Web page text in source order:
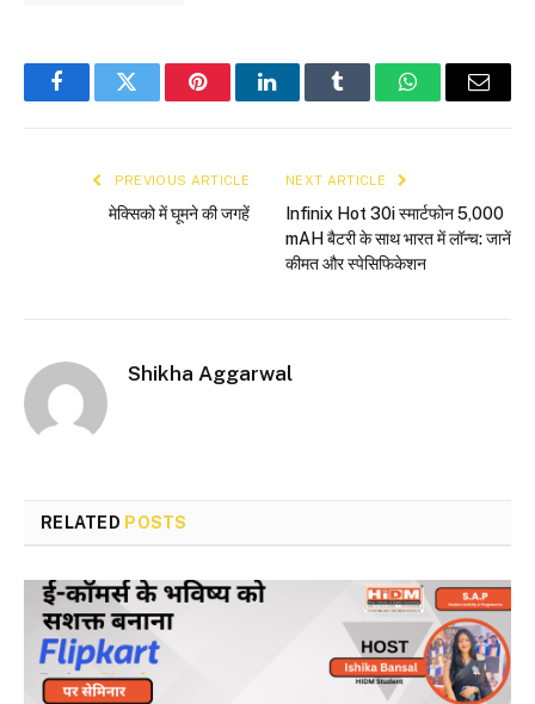
FacebookTwitter PinterestLinkedInTumblr WhatsAppEmail
PREVIOUS ARTICLE
मेक्सिको में घूमने की जगहें
NEXT ARTICLE
Infinix Hot 30i स्मार्टफोन 5,000
mAH बैटरी के साथ भारत में लॉन्च: जानें
कीमत और स्पेसिफिकेशन
Shikha Aggarwal
RELATED POSTS